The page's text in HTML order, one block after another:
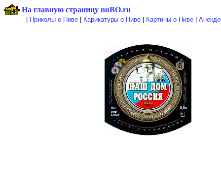
На главную страницу nuBO.ru
Приколы о Пиве| Карикатуры о Пиве| Картины о Пиве